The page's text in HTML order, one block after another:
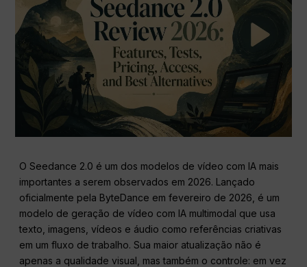
O Seedance 2.0 é um dos modelos de vídeo com IA mais
importantes a serem observados em 2026. Lançado
oficialmente pela ByteDance em fevereiro de 2026, é um
modelo de geração de vídeo com IA multimodal que usa
texto, imagens, vídeos e áudio como referências criativas
em um fluxo de trabalho. Sua maior atualização não é
apenas a qualidade visual, mas também o controle: em vez